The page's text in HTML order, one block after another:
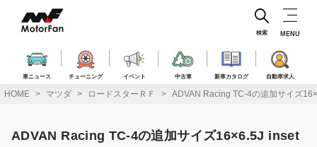
ス
車ニュース チューニング イベント 中古車 新車カタログ 自動車求人
検索 MENU
HOME マツダ ロードスターＲＦ ADVAN Racing TC-4の追加サイズ
ADVAN Racing TC-4の追加サイズ16×6.5J inset